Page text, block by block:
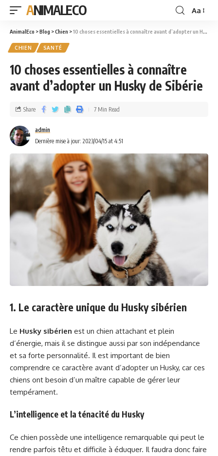
ANIMALECO Aa
AnimalEco >Blog >Chien >10 choses essentielles à connaître avant d’adopter un Husky de Sibérie
CHIEN SANTÉ
10 choses essentielles à connaître
avant d’adopter un Husky de Sibérie
admin
Dernière mise à jour: 2023/04/15 at 4:51
Share 7 Min Read
1. Le caractère unique du Husky sibérien
Le Husky sibérien est un chien attachant et plein
d’énergie, mais il se distingue aussi par son indépendance
et sa forte personnalité. Il est important de bien
comprendre ce caractère avant d’adopter un Husky, car ces
chiens ont besoin d’un maître capable de gérer leur
tempérament.
L’intelligence et la ténacité du Husky
Ce chien possède une intelligence remarquable qui peut le
rendre parfois têtu et difficile à éduquer. Il faudra donc faire